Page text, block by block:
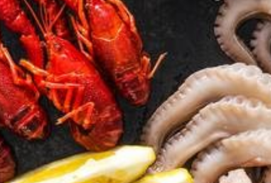
Productos
ecológicos
Limpieza Mascotas